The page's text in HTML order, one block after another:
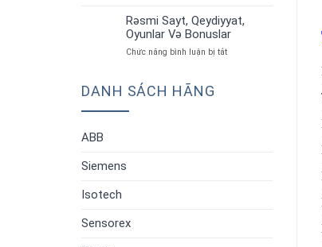
Rəsmi Sayt, Qeydiyyat,
Oyunlar Və Bonuslar
Chức năng bình luận bị tắtở
DANH SÁCH HÃNG
ABB
Siemens
Isotech
Sensorex